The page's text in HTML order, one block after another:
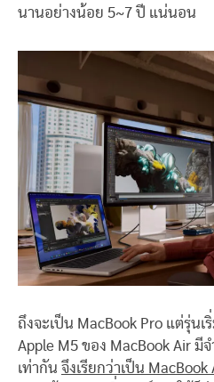
นานอย่างน้อย 5~7 ปี แน่นอน
ถึงจะเป็น MacBook Pro แต่รุ่น
Apple M5 ของ MacBook Air
เท่ากัน จึงเรียกว่าเป็น